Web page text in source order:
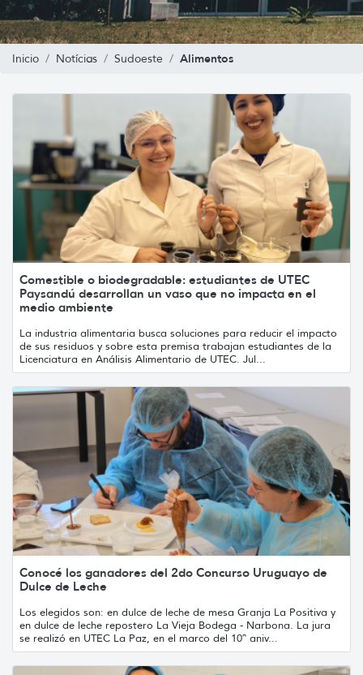
Inicio Notícias Sudoeste Alimentos
Comestible o biodegradable: estudiantes de UTEC
Paysandú desarrollan un vaso que no impacta en el
medio ambiente
La industria alimentaria busca soluciones para reducir el impacto
de sus residuos y sobre esta premisa trabajan estudiantes de la
Licenciatura en Análisis Alimentario de UTEC. Jul...
Conocé los ganadores del 2do Concurso Uruguayo de
Dulce de Leche
Los elegidos son: en dulce de leche de mesa Granja La Positiva y
en dulce de leche repostero La Vieja Bodega - Narbona. La jura
se realizó en UTEC La Paz, en el marco del 10º aniv...